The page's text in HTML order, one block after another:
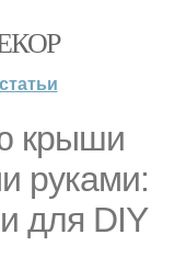
статьи
крыши
руками:
для DIY